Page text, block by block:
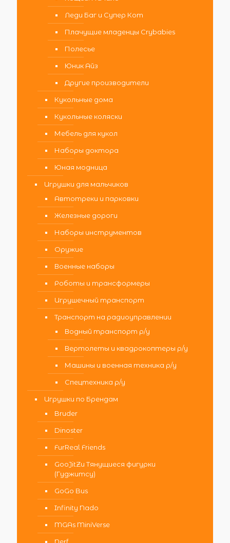
Леди Баг и Супер Кот
Плачущие младенцы Crybabies
Полесье
Юник Айз
Другие производители
Кукольные дома
Кукольные коляски
Мебель для кукол
Наборы доктора
Юная модница
Игрушки для мальчиков
Автотреки и парковки
Железные дороги
Наборы инструментов
Оружие
Военные наборы
Роботы и трансформеры
Игрушечный транспорт
Транспорт на радиоуправлении
Водный транспорт р/у
Вертолеты и квадрокоптеры р/у
Машины и военная техника р/у
Спецтехника р/у
Игрушки по Брендам
Bruder
Dinoster
FurReal Friends
GooJitZu Тянущиеся фигурки
(Гуджитсу)
GoGo Bus
Infinity Nado
MGAs MiniVerse
Nerf